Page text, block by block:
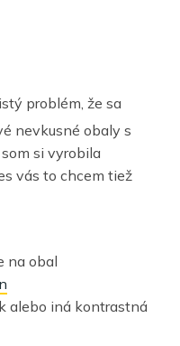
problém, že sa
nevkusné obaly s
si vyrobila
vás to chcem tiež
na obal
alebo iná kontrastná